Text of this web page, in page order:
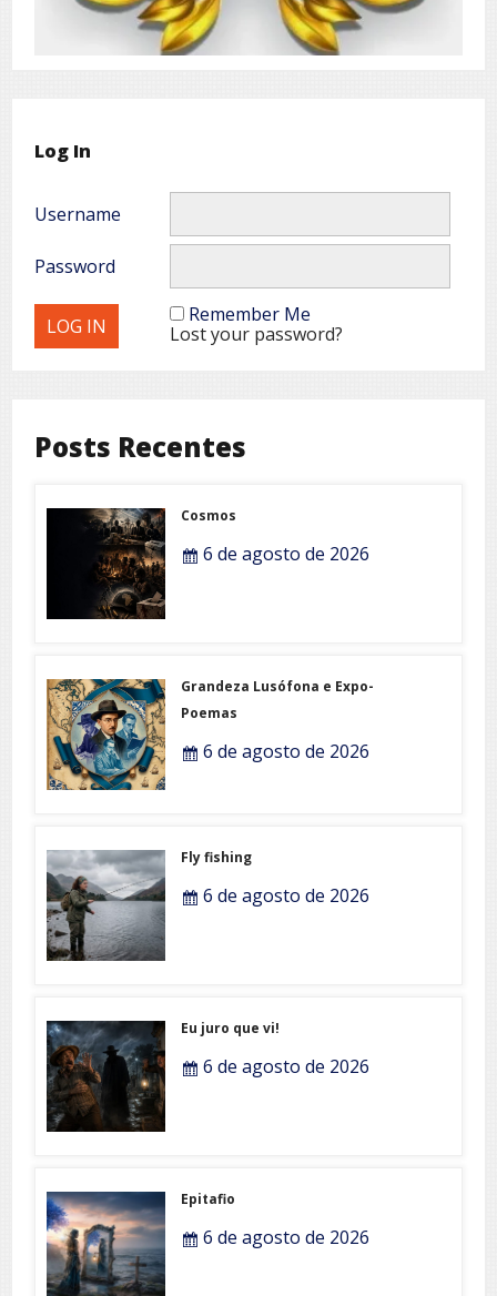
Log In
Username
Password
Remember Me
Lost your password?
Posts Recentes
Cosmos
6 de agosto de 2026
Grandeza Lusófona e Expo-
Poemas
6 de agosto de 2026
Fly fishing
6 de agosto de 2026
Eu juro que vi!
6 de agosto de 2026
Epitafio
6 de agosto de 2026